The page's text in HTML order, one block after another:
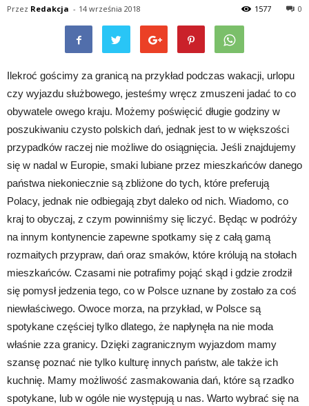
Przez Redakcja - 14 września 2018 0
1577
Ilekroć gościmy za granicą na przykład podczas wakacji, urlopu
czy wyjazdu służbowego, jesteśmy wręcz zmuszeni jadać to co
obywatele owego kraju. Możemy poświęcić długie godziny w
poszukiwaniu czysto polskich dań, jednak jest to w większości
przypadków raczej nie możliwe do osiągnięcia. Jeśli znajdujemy
się w nadal w Europie, smaki lubiane przez mieszkańców danego
państwa niekoniecznie są zbliżone do tych, które preferują
Polacy, jednak nie odbiegają zbyt daleko od nich. Wiadomo, co
kraj to obyczaj, z czym powinniśmy się liczyć. Będąc w podróży
na innym kontynencie zapewne spotkamy się z całą gamą
rozmaitych przypraw, dań oraz smaków, które królują na stołach
mieszkańców. Czasami nie potrafimy pojąć skąd i gdzie zrodził
się pomysł jedzenia tego, co w Polsce uznane by zostało za coś
niewłaściwego. Owoce morza, na przykład, w Polsce są
spotykane częściej tylko dlatego, że napłynęła na nie moda
właśnie zza granicy. Dzięki zagranicznym wyjazdom mamy
szansę poznać nie tylko kulturę innych państw, ale także ich
kuchnię. Mamy możliwość zasmakowania dań, które są rzadko
spotykane, lub w ogóle nie występują u nas. Warto wybrać się na